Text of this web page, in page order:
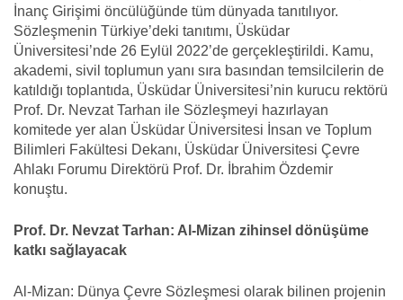
İnanç Girişimi öncülüğünde tüm dünyada tanıtılıyor.
Sözleşmenin Türkiye’deki tanıtımı, Üsküdar
Üniversitesi’nde 26 Eylül 2022’de gerçekleştirildi. Kamu,
akademi, sivil toplumun yanı sıra basından temsilcilerin de
katıldığı toplantıda, Üsküdar Üniversitesi’nin kurucu rektörü
Prof. Dr. Nevzat Tarhan ile Sözleşmeyi hazırlayan
komitede yer alan Üsküdar Üniversitesi İnsan ve Toplum
Bilimleri Fakültesi Dekanı, Üsküdar Üniversitesi Çevre
Ahlakı Forumu Direktörü Prof. Dr. İbrahim Özdemir
konuştu.
Prof. Dr. Nevzat Tarhan: Al-Mizan zihinsel dönüşüme
katkı sağlayacak
Al-Mizan: Dünya Çevre Sözleşmesi olarak bilinen projenin